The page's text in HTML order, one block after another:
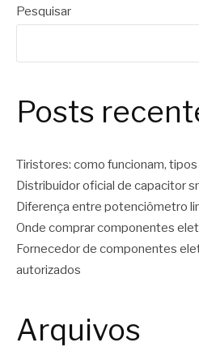
Pesquisar
Posts
Tiristores: como funcionam,
Distribuidor oficial de capacitor
Diferença entre potenciômetro
Onde comprar componentes
Fornecedor de componentes
autorizados
Arquivos